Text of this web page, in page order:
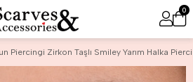
0
Piercingi Zirkon Taşlı Smiley Yarım Halka